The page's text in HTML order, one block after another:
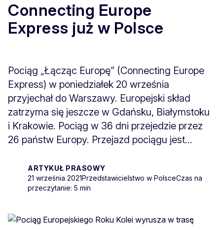
Connecting Europe
Express już w Polsce
Pociąg „Łącząc Europę” (Connecting Europe
Express) w poniedziałek 20 września
przyjechał do Warszawy. Europejski skład
zatrzyma się jeszcze w Gdańsku, Białymstoku
i Krakowie. Pociąg w 36 dni przejedzie przez
26 państw Europy. Przejazd pociągu jest...
ARTYKUŁ PRASOWY
21 września 2021Przedstawicielstwo w PolsceCzas na
przeczytanie: 5 min